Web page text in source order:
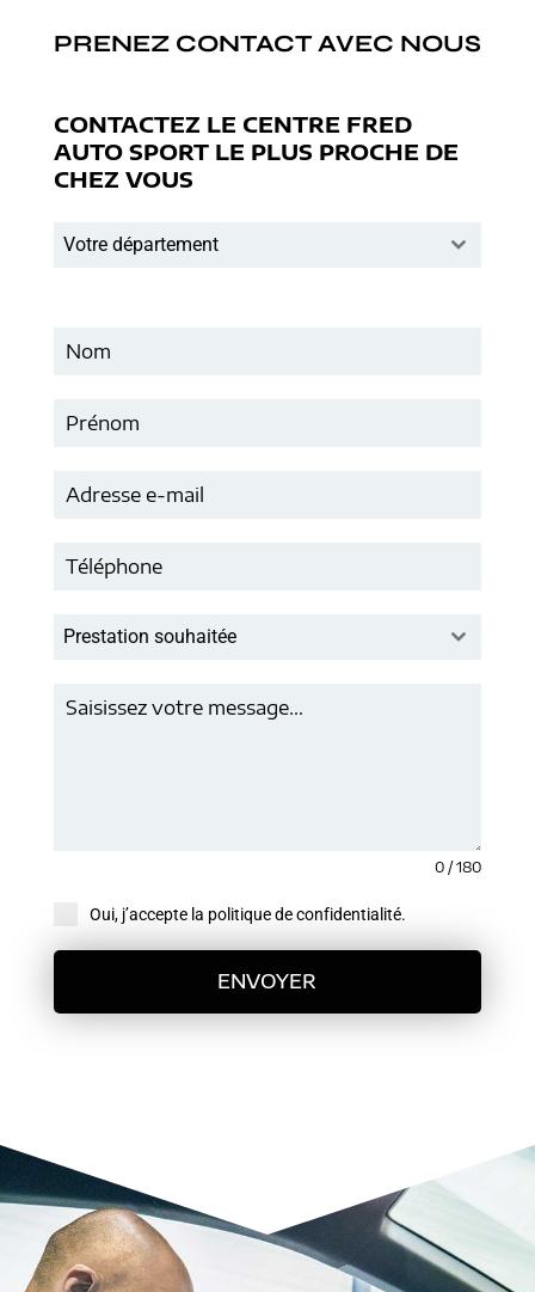
PRENEZ CONTACT AVEC NOUS
CONTACTEZ LE CENTRE FRED
AUTO SPORT LE PLUS PROCHE DE
CHEZ VOUS
Votre département
Prestation souhaitée
0 / 180
Oui, j’accepte la politique de confidentialité.
ENVOYER